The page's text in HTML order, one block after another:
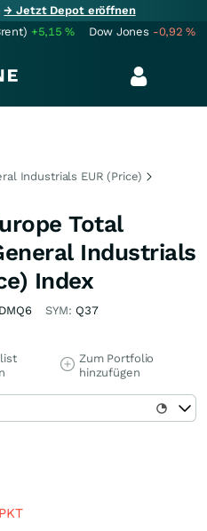
→ Jetzt Depot eröffnen
+5,15% Dow Jones -0,92%
Industrials EUR (Price)
Total
Industrials
Index
SYM: Q37
Zum Portfolio
hinzufügen
PKT